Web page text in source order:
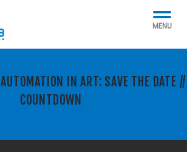
MENU
AUTOMATION IN ART: SAVE THE DATE //
COUNTDOWN